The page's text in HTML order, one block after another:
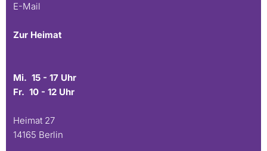
E-Mail
Zur Heimat
Mi. 15 - 17 Uhr
Fr. 10 - 12 Uhr
Heimat 27
14165 Berlin